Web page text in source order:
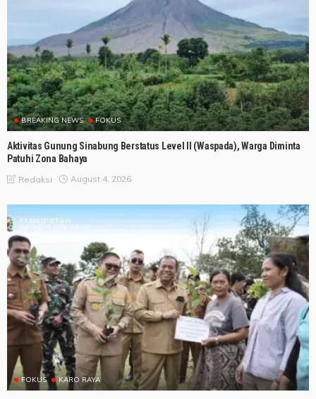
BREAKING NEWS FOKUS
Aktivitas Gunung Sinabung Berstatus Level II (Waspada), Warga Diminta
Patuhi Zona Bahaya
Redaksi August 4, 2026
FOKUS KARO RAYA